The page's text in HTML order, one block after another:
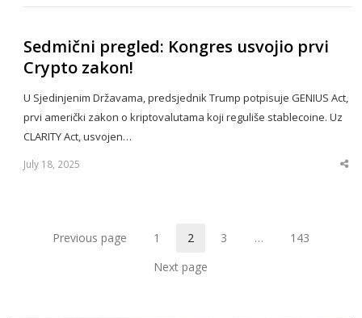
Sedmični pregled: Kongres usvojio prvi
Crypto zakon!
U Sjedinjenim Državama, predsjednik Trump potpisuje GENIUS Act,
prvi američki zakon o kriptovalutama koji reguliše stablecoine. Uz
CLARITY Act, usvojen…
July 18, 2025
Previous page Page
1 Page
2 Page
3 … Page
143
Next page